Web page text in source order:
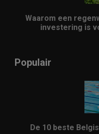
Waarom een
investering is
Populair
De 10 beste